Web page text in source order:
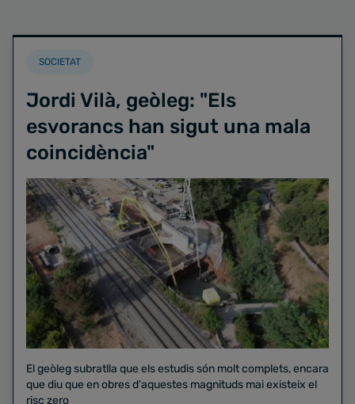
SOCIETAT
Jordi Vilà, geòleg: "Els
esvorancs han sigut una mala
coincidència"
El geòleg subratlla que els estudis són molt complets, encara
que diu que en obres d'aquestes magnituds mai existeix el
risc zero